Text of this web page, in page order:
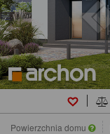
Powierzchnia domu